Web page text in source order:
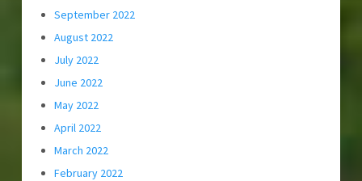
September 2022
August 2022
July 2022
June 2022
May 2022
April 2022
March 2022
February 2022